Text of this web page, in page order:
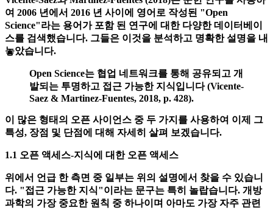
**
**
Vicente-Saez와 Martinez-Fuentes (2018)는 문헌 연구를 사용하
여 2006 년에서 2016 년 사이에 영어로 작성된 "Open
스를 검색했습니다. 그들은 이것을 분석하고 명확한 설명을 내
놓았습니다.
발되는 투명하고 접근 가능한 지식입니다 (Vicente-
Saez & Martinez-Fuentes, 2018, p. 428).
이 많은 형태의 오픈 사이언스 중 두 가지를 사용하여 이제 그
특성, 장점 및 단점에 대해 자세히 살펴 보겠습니다.
1.1 오픈 액세스-지식에 대한 오픈 액세스